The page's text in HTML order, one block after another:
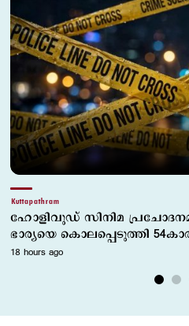
Kuttapathram
ഹോളിവുഡ് സിനിമ
ഭാര്യയെ കൊലപ്പെടുത്തി
18 hours ago